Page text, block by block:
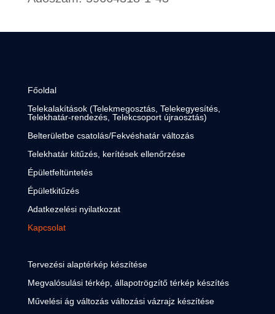
Főoldal
Telekalakítások (Telekmegosztás, Telekegyesítés,
Telekhatár-rendezés, Telekcsoport újraosztás)
Belterületbe csatolás/Fekvéshatár változás
Telekhatár kitűzés, kerítések ellenőrzése
Épületfeltüntetés
Épületkitűzés
Adatkezelési nyilatkozat
Kapcsolat
Tervezési alaptérkép készítése
Megvalósulási térkép, állapotrögzítő térkép készítés
Művelési ág változás változási vázrajz készítése